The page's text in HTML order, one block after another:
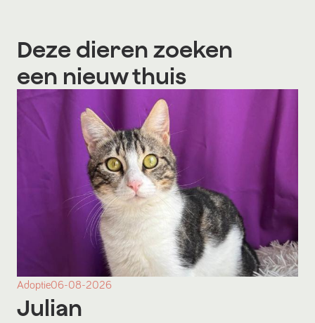
Deze dieren zoeken
een nieuw thuis
Adoptie06-08-2026
Julian